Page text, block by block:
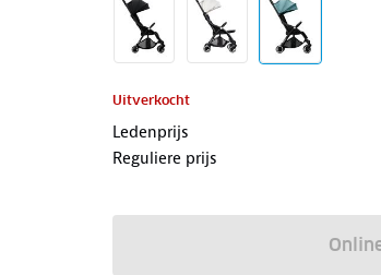
Uitverkocht
Ledenprijs
Reguliere prijs